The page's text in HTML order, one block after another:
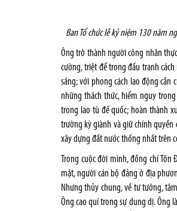
Ban Tổ chức lễ kỷ niệm 130 năm
Ông trở thành người công nhân
cường, triệt để trong đấu tranh
sáng; với phong cách lao động
những thách thức, hiểm nguy
trong lao tù đế quốc; hoàn thành
trường kỳ giành và giữ chính quyền
xây dựng đất nước thống nhất trên
Trong cuộc đời mình, đồng chí
mật, người cán bộ đảng ở địa
Nhưng thủy chung, về tư tưởng,
Ông cao quí trong sự dung dị. Ông